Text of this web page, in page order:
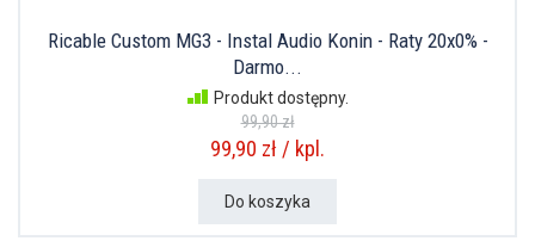
Ricable Custom MG3 - Instal Audio Konin - Raty 20x0% -
Darmo...
Produkt dostępny.
99,90 zł
99,90 zł / kpl.
Do koszyka